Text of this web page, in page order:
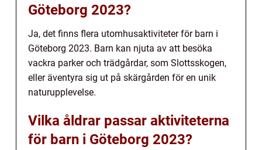
Göteborg 2023?
Ja, det finns flera utomhusaktiviteter för barn i
Göteborg 2023. Barn kan njuta av att besöka
vackra parker och trädgårdar, som Slottsskogen,
eller äventyra sig ut på skärgården för en unik
naturupplevelse.
Vilka åldrar passar aktiviteterna
för barn i Göteborg 2023?